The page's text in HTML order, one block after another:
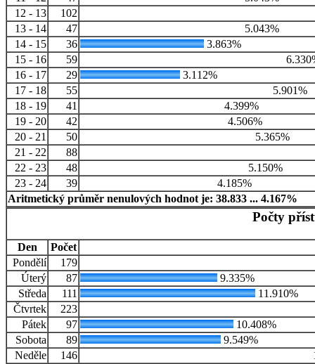
12 - 13
102
13 - 14
47
5.043%
14 - 15
36
3.863%
15 - 16
59
16 - 17
29
3.112%
17 - 18
55
5.901%
18 - 19
41
4.399%
19 - 20
42
4.506%
20 - 21
50
5.365%
21 - 22
88
22 - 23
48
5.150%
23 - 24
39
4.185%
Aritmetický průměr nenulových hodnot je: 38.833 ... 4.167%
Počty
Den
Počet
Pondělí
179
Úterý
87
9.335%
Středa
111
11.910%
Čtvrtek
223
Pátek
97
10.408%
Sobota
89
9.549%
Neděle
146